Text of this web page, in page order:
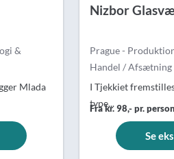
&
Mlada
Nizbor
Prague -
Handel / Afsætning
I Tjekkiet
type...
Fra kr. 98,- pr. person
Se